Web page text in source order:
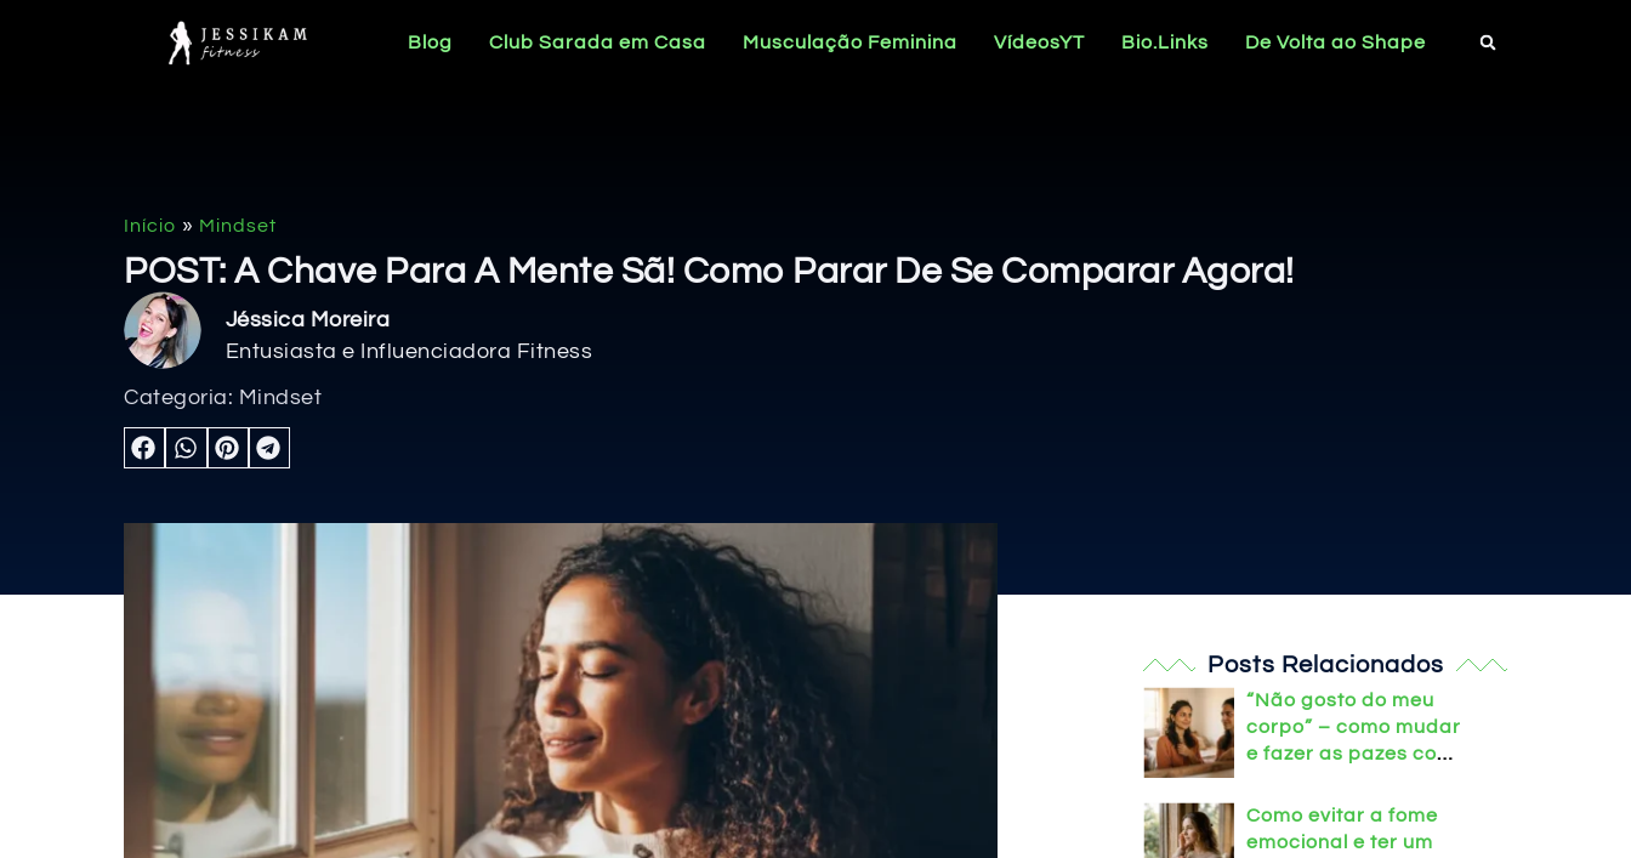
Blog Club Sarada em Casa Musculação Feminina VídeosYT Bio.Links De Volta ao Shape
Início » Mindset
POST: A Chave Para A Mente Sã! Como Parar De Se Comparar Agora!
Jéssica Moreira
Entusiasta e Influenciadora Fitness
Categoria: Mindset
Posts Relacionados
“Não gosto do meu
corpo” – como mudar
e fazer as pazes com
Como evitar a fome
emocional e ter um